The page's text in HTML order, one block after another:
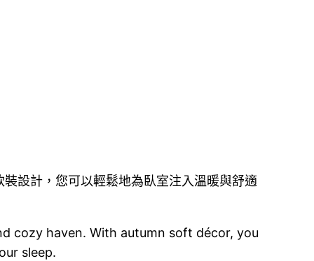
設計，您可以輕鬆地為臥室注入溫暖與舒適
cozy haven. With autumn soft décor, you
sleep.